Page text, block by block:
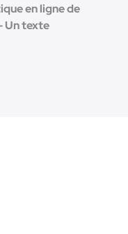
en ligne de
Un texte